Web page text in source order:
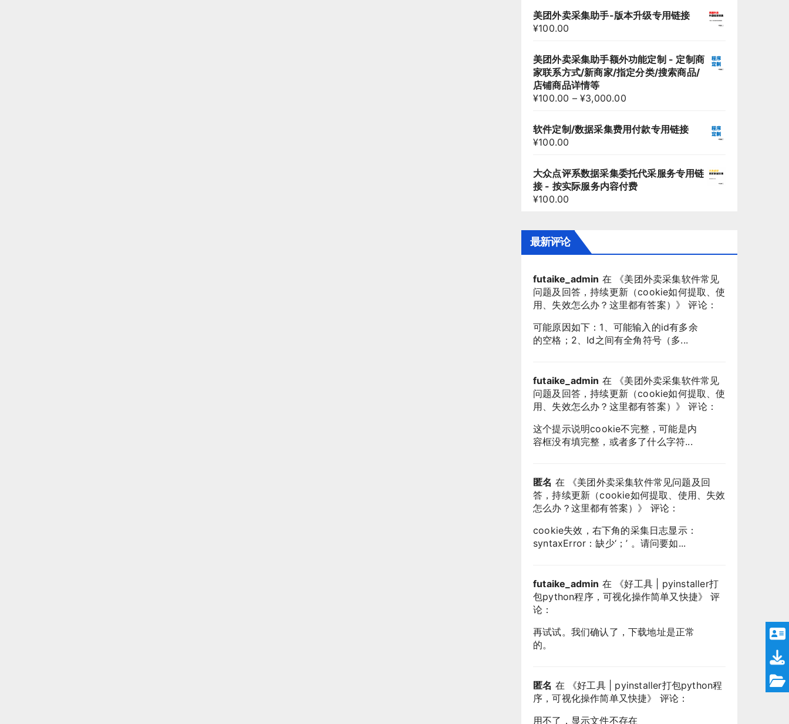
美团外卖采集助手-版本升级专用链接
¥100.00
美团外卖采集助手额外功能定制 - 定制商
家联系方式/新商家/指定分类/搜索商品/
店铺商品详情等
¥100.00 –¥3,000.00
软件定制/数据采集费用付款专用链接
¥100.00
大众点评系数据采集委托代采服务专用链
接 - 按实际服务内容付费
¥100.00
最新评论
futaike_admin 在 《美团外卖采集软件常见
问题及回答，持续更新（cookie如何提取、使
用、失效怎么办？这里都有答案） 》 评论：
可能原因如下：1、可能输入的id有多余
的空格；2、Id之间有全角符号（多...
futaike_admin 在 《美团外卖采集软件常见
问题及回答，持续更新（cookie如何提取、使
用、失效怎么办？这里都有答案） 》 评论：
这个提示说明cookie不完整，可能是内
容框没有填完整，或者多了什么字符...
匿名 在 《美团外卖采集软件常见问题及回
答，持续更新（cookie如何提取、使用、失效
怎么办？这里都有答案） 》 评论：
cookie失效，右下角的采集日志显示：
syntaxError：缺少‘；’ 。请问要如...
futaike_admin 在 《好工具 | pyinstaller打
包python程序，可视化操作简单又快捷》 评
论：
再试试。我们确认了，下载地址是正常
的。
匿名 在 《好工具 | pyinstaller打包python程
序，可视化操作简单又快捷》 评论：
用不了，显示文件不存在